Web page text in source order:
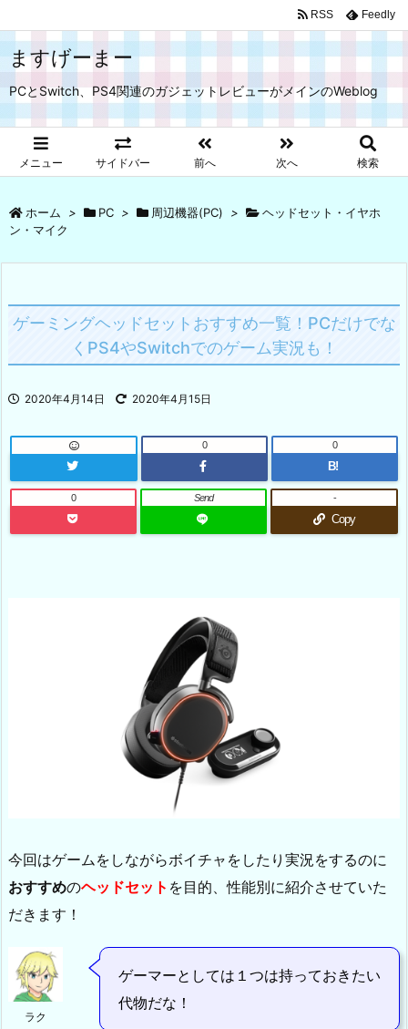
ますげーまー
PCとSwitch、PS4関連のガジェットレビューがメインのWeblog
メニュー サイドバー 前へ 次へ 検索
RSS Feedly
ホーム > PC > 周辺機器(PC) >
ヘッドセット・イヤホ
ン・マイク
ゲーミングヘッドセットおすすめ一覧！PCだけでな
くPS4やSwitchでのゲーム実況も！
2020年4月14日 2020年4月15日
0
B!
0
0 Send
Copy
-
今回はゲームをしながらボイチャをしたり実況をするのに
おすすめのヘッドセット を目的、性能別に紹介させていた
だきます！
ラク
ゲーマーとしては１つは持っておきたい
代物だな！